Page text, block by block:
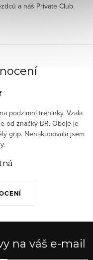
a náš Private Club.
podzimní tréninky. Vzala
od značky BR. Oboje je
grip. Nenakupovala jsem
na váš e-mail